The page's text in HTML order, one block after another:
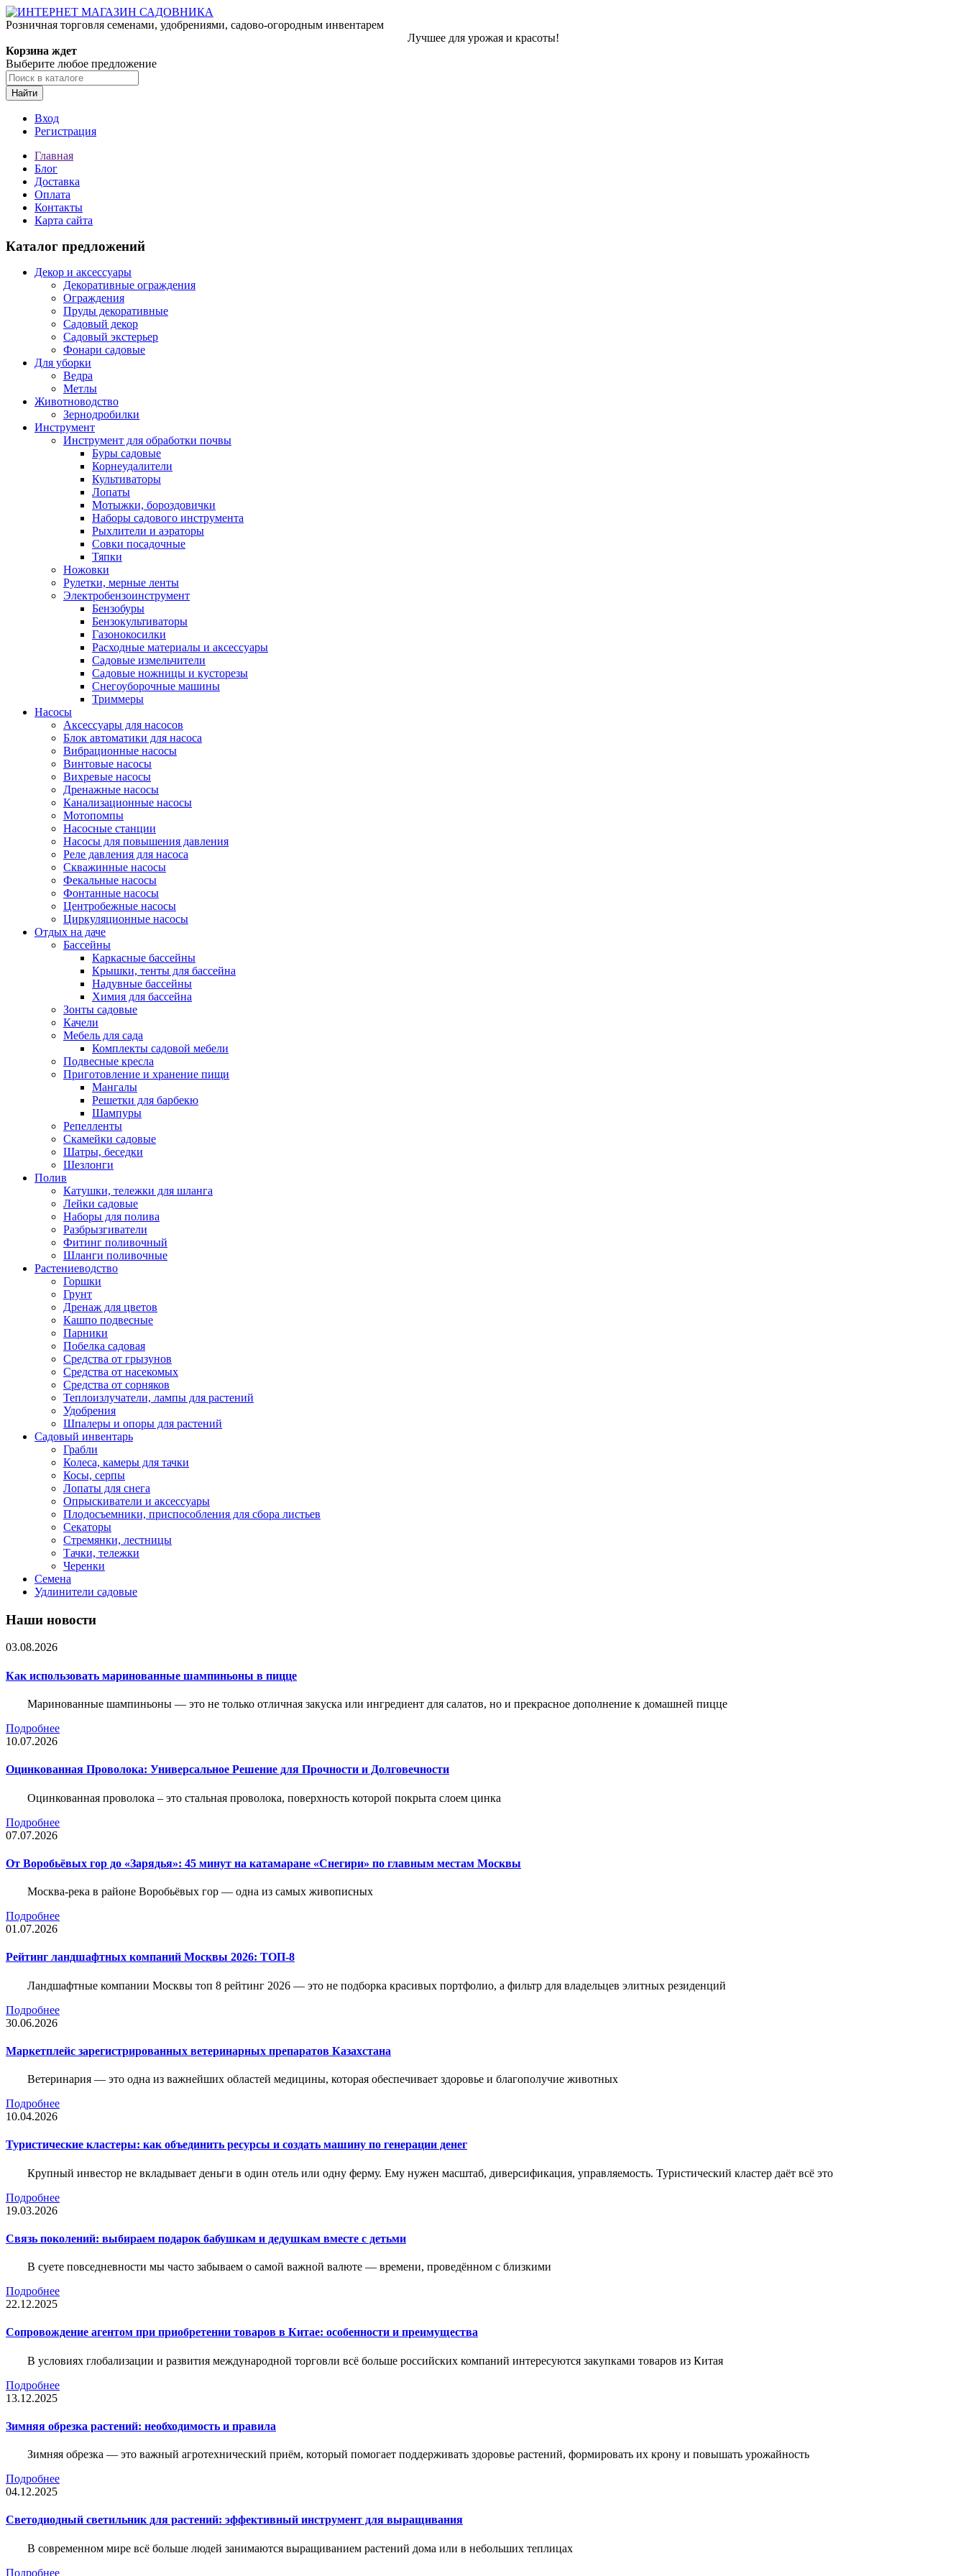
Розничная торговля семенами, удобрениями, садово-огородным инвентарем
Лучшее для урожая и красоты!
Корзина ждет
Выберите любое предложение
Найти
Вход
Регистрация
Главная
Блог
Доставка
Оплата
Контакты
Карта сайта
Каталог предложений
Декор и аксессуары
Декоративные ограждения
Ограждения
Пруды декоративные
Садовый декор
Садовый экстерьер
Фонари садовые
Для уборки
Ведра
Метлы
Животноводство
Зернодробилки
Инструмент
Инструмент для обработки почвы
Буры садовые
Корнеудалители
Культиваторы
Лопаты
Мотыжки, бороздовички
Наборы садового инструмента
Рыхлители и аэраторы
Совки посадочные
Тяпки
Ножовки
Рулетки, мерные ленты
Электробензоинструмент
Бензобуры
Бензокультиваторы
Газонокосилки
Расходные материалы и аксессуары
Садовые измельчители
Садовые ножницы и кусторезы
Снегоуборочные машины
Триммеры
Насосы
Аксессуары для насосов
Блок автоматики для насоса
Вибрационные насосы
Винтовые насосы
Вихревые насосы
Дренажные насосы
Канализационные насосы
Мотопомпы
Насосные станции
Насосы для повышения давления
Реле давления для насоса
Скважинные насосы
Фекальные насосы
Фонтанные насосы
Центробежные насосы
Циркуляционные насосы
Отдых на даче
Бассейны
Каркасные бассейны
Крышки, тенты для бассейна
Надувные бассейны
Химия для бассейна
Зонты садовые
Качели
Мебель для сада
Комплекты садовой мебели
Подвесные кресла
Приготовление и хранение пищи
Мангалы
Решетки для барбекю
Шампуры
Репелленты
Скамейки садовые
Шатры, беседки
Шезлонги
Полив
Катушки, тележки для шланга
Лейки садовые
Наборы для полива
Разбрызгиватели
Фитинг поливочный
Шланги поливочные
Растениеводство
Горшки
Грунт
Дренаж для цветов
Кашпо подвесные
Парники
Побелка садовая
Средства от грызунов
Средства от насекомых
Средства от сорняков
Теплоизлучатели, лампы для растений
Удобрения
Шпалеры и опоры для растений
Садовый инвентарь
Грабли
Колеса, камеры для тачки
Косы, серпы
Лопаты для снега
Опрыскиватели и аксессуары
Плодосъемники, приспособления для сбора листьев
Секаторы
Стремянки, лестницы
Тачки, тележки
Черенки
Семена
Удлинители садовые
Наши новости
03.08.2026
Как использовать маринованные шампиньоны в пицце
Маринованные шампиньоны — это не только отличная закуска или ингредиент для салатов, но и прекрасное дополнение к домашней пицце
Подробнее
10.07.2026
Оцинкованная Проволока: Универсальное Решение для Прочности и Долговечности
Оцинкованная проволока – это стальная проволока, поверхность которой покрыта слоем цинка
Подробнее
07.07.2026
От Воробьёвых гор до «Зарядья»: 45 минут на катамаране «Снегири» по главным местам Москвы
Москва-река в районе Воробьёвых гор — одна из самых живописных
Подробнее
01.07.2026
Рейтинг ландшафтных компаний Москвы 2026: ТОП-8
Ландшафтные компании Москвы топ 8 рейтинг 2026 — это не подборка красивых портфолио, а фильтр для владельцев элитных резиденций
Подробнее
30.06.2026
Маркетплейс зарегистрированных ветеринарных препаратов Казахстана
Ветеринария — это одна из важнейших областей медицины, которая обеспечивает здоровье и благополучие животных
Подробнее
10.04.2026
Туристические кластеры: как объединить ресурсы и создать машину по генерации денег
Крупный инвестор не вкладывает деньги в один отель или одну ферму. Ему нужен масштаб, диверсификация, управляемость. Туристический кластер даёт всё это
Подробнее
19.03.2026
Связь поколений: выбираем подарок бабушкам и дедушкам вместе с детьми
В суете повседневности мы часто забываем о самой важной валюте — времени, проведённом с близкими
Подробнее
22.12.2025
Сопровождение агентом при приобретении товаров в Китае: особенности и преимущества
В условиях глобализации и развития международной торговли всё больше российских компаний интересуются закупками товаров из Китая
Подробнее
13.12.2025
Зимняя обрезка растений: необходимость и правила
Зимняя обрезка — это важный агротехнический приём, который помогает поддерживать здоровье растений, формировать их крону и повышать урожайность
Подробнее
04.12.2025
Светодиодный светильник для растений: эффективный инструмент для выращивания
В современном мире всё больше людей занимаются выращиванием растений дома или в небольших теплицах
Подробнее